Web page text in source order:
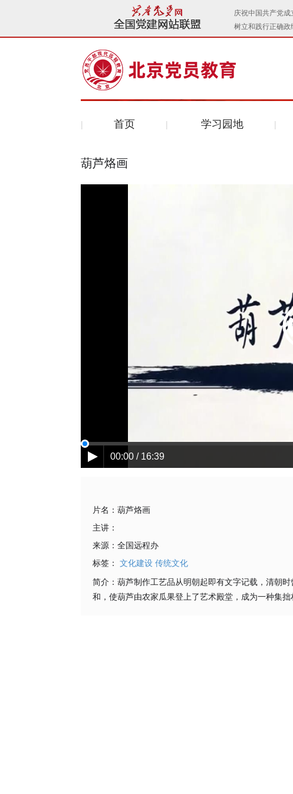
首页 学习园地
葫芦烙画
00:00 / 16:39
片名： 葫芦烙画
主讲：
来源： 全国远程办
标签： 文化建设 传统文化
简介： 葫芦制作工艺品从明朝起即有文字记载，清朝
和，使葫芦由农家瓜果登上了艺术殿堂，成为一种集